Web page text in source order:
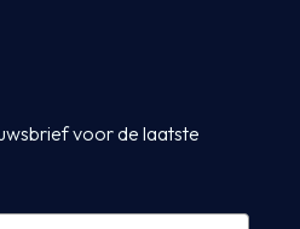
voor de laatste